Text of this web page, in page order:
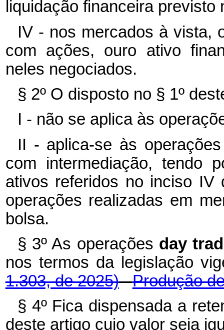
liquidação financeira previsto
IV - nos mercados à vista,
com ações, ouro ativo
neles negociados.
§ 2º O disposto no § 1º
I - não se aplica às
II - aplica-se às
com intermediação, tendo
ativos referidos no inciso
operações realizadas em
bolsa.
§ 3º As operações day
nos termos da legislação
1.303, de 2025)
Produção
§ 4º Fica dispensada a
deste artigo cujo valor seja